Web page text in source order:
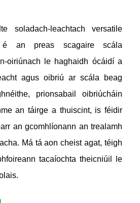
soladach-leachtach versatile
é an preas scagaire scála
oiriúnach le haghaidh ócáidí a
agus oibriú ar scála beag
prionsabail oibriúcháin
an táirge a thuiscint, is féidir
an gcomhlíonann an trealamh
Má tá aon cheist agat, téigh
tacaíochta theicniúil le